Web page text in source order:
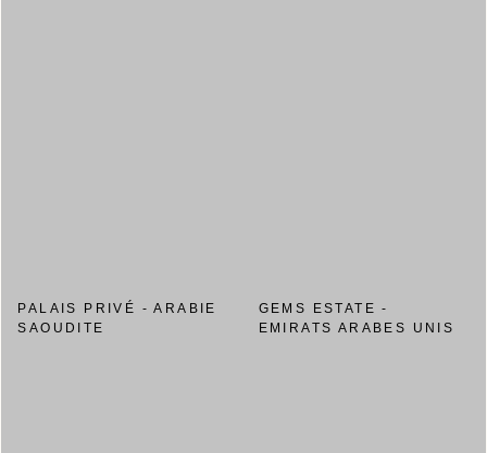
PALAIS PRIVÉ - ARABIE
SAOUDITE
GEMS ESTATE -
EMIRATS ARABES UNIS